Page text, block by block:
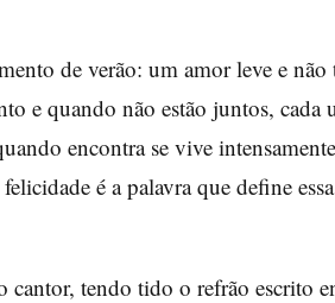
de verão: um amor leve e não
e quando não estão juntos, cada
encontra se vive
é a palavra que define
tendo tido o refrão escrito